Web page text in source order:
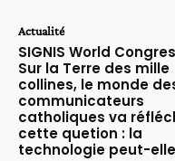
Actualité
SIGNIS World
Sur la Terre des mille
collines, le monde
communicateurs
catholiques va
cette quetion : la
technologie peut-